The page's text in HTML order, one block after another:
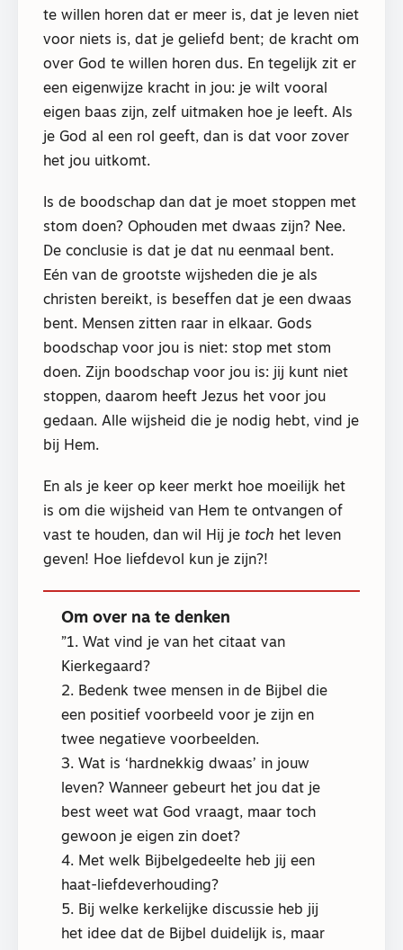
te willen horen dat er meer is, dat je leven niet
voor niets is, dat je geliefd bent; de kracht om
over God te willen horen dus. En tegelijk zit er
een eigenwijze kracht in jou: je wilt vooral
eigen baas zijn, zelf uitmaken hoe je leeft. Als
je God al een rol geeft, dan is dat voor zover
het jou uitkomt.
Is de boodschap dan dat je moet stoppen met
stom doen? Ophouden met dwaas zijn? Nee.
De conclusie is dat je dat nu eenmaal bent.
Eén van de grootste wijsheden die je als
christen bereikt, is beseffen dat je een dwaas
bent. Mensen zitten raar in elkaar. Gods
boodschap voor jou is niet: stop met stom
doen. Zijn boodschap voor jou is: jij kunt niet
stoppen, daarom heeft Jezus het voor jou
gedaan. Alle wijsheid die je nodig hebt, vind je
bij Hem.
En als je keer op keer merkt hoe moeilijk het
is om die wijsheid van Hem te ontvangen of
vast te houden, dan wil Hij je toch het leven
geven! Hoe liefdevol kun je zijn?!
Om over na te denken
1. Wat vind je van het citaat van
Kierkegaard?
2. Bedenk twee mensen in de Bijbel die
een positief voorbeeld voor je zijn en
twee negatieve voorbeelden.
3. Wat is ‘hardnekkig dwaas’ in jouw
leven? Wanneer gebeurt het jou dat je
best weet wat God vraagt, maar toch
gewoon je eigen zin doet?
4. Met welk Bijbelgedeelte heb jij een
haat-liefdeverhouding?
5. Bij welke kerkelijke discussie heb jij
het idee dat de Bijbel duidelijk is, maar